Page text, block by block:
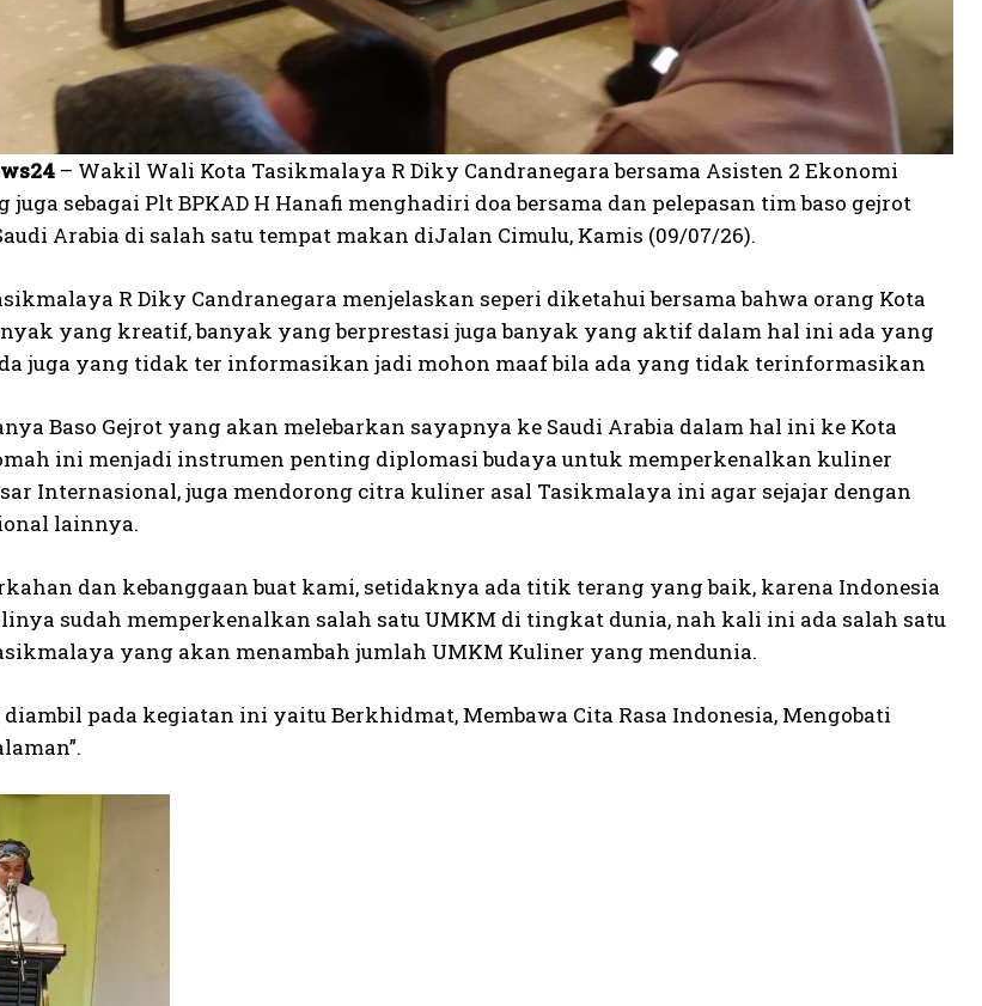
– Wakil Wali Kota Tasikmalaya R Diky Candranegara bersama Asisten 2 Ekonomi
juga sebagai Plt BPKAD H Hanafi menghadiri doa bersama dan pelepasan tim baso gejrot
Arabia di salah satu tempat makan diJalan Cimulu, Kamis (09/07/26).
R Diky Candranegara menjelaskan seperi diketahui bersama bahwa orang Kota
yang kreatif, banyak yang berprestasi juga banyak yang aktif dalam hal ini ada yang
juga yang tidak ter informasikan jadi mohon maaf bila ada yang tidak terinformasikan
Baso Gejrot yang akan melebarkan sayapnya ke Saudi Arabia dalam hal ini ke Kota
ini menjadi instrumen penting diplomasi budaya untuk memperkenalkan kuliner
Internasional, juga mendorong citra kuliner asal Tasikmalaya ini agar sejajar dengan
lainnya.
dan kebanggaan buat kami, setidaknya ada titik terang yang baik, karena Indonesia
sudah memperkenalkan salah satu UMKM di tingkat dunia, nah kali ini ada salah satu
yang akan menambah jumlah UMKM Kuliner yang mendunia.
pada kegiatan ini yaitu Berkhidmat, Membawa Cita Rasa Indonesia, Mengobati